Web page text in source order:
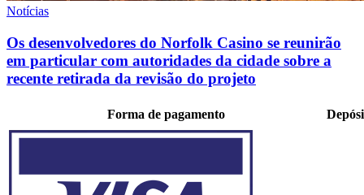
Notícias
Os desenvolvedores do Norfolk Casino se reunirão
em particular com autoridades da cidade sobre a
recente retirada da revisão do projeto
Forma de pagamento